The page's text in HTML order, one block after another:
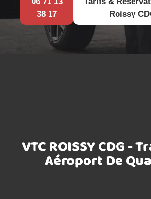
06 71 13
38 17
Tarifs &
Roissy
VTC ROISSY CDG -
Aéroport De